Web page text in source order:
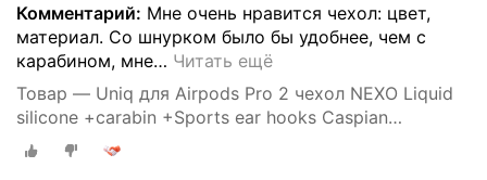
Комментарий: Мне очень нравится чехол: цвет,
материал. Со шнурком было бы удобнее, чем с
карабином, мне… Читать ещё
Товар — Uniq для Airpods Pro 2 чехол NEXO Liquid
silicone +carabin +Sports ear hooks Caspian
Фиолетовый